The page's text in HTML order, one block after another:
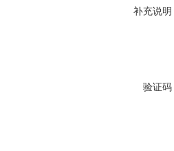
补充说明
验证码